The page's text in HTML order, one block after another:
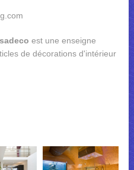
deco est une enseigne
de décorations d'intérieur